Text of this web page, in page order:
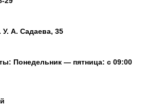
У. А. Садаева, 35
Понедельник — пятница: с 09:00